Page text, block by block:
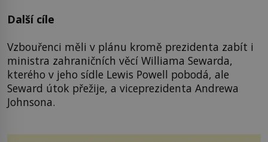
Další cíle
Vzbouřenci měli v plánu kromě prezidenta zabít i
ministra zahraničních věcí Williama Sewarda,
kterého v jeho sídle Lewis Powell pobodá, ale
Seward útok přežije, a viceprezidenta Andrewa
Johnsona.